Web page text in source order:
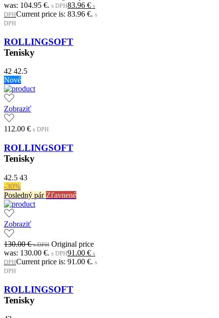
was: 104.95 €. s DPH83.96 € s
DPHCurrent price is: 83.96 €. s
DPH
ROLLINGSOFT
Tenisky
42 42.5
Nové
Zobraziť
112.00 € s DPH
ROLLINGSOFT
Tenisky
42.5 43
-30%
Posledný pár Zľavnené
Zobraziť
130.00€s DPH Original price
was: 130.00 €. s DPH91.00 € s
DPHCurrent price is: 91.00 €. s
DPH
ROLLINGSOFT
Tenisky